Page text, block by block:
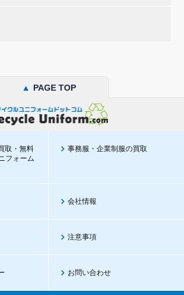
▲ PAGE TOP
取・無料
フォーム
事務服・企業制服の買取
会社情報
注意事項
お問い合わせ